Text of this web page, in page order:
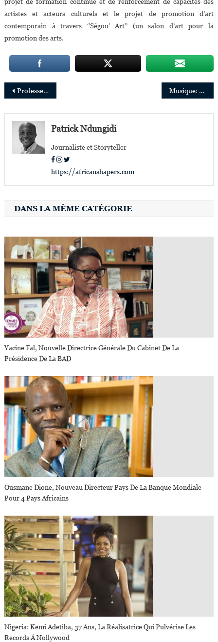
artistes et acteurs culturels et le projet de promotion d’art
contemporain à travers ‘’Ségou’ Art’’ (un salon d’art pour la
promotion des arts.
Navigation
de
l’article
Professeur Kabengele Munanga, anthropologue et figure majeure de la lutte contre le racisme au Brésil Musique: 13 Beatmakers derrière les grands hits musicaux en Afrique
Patrick Ndungidi
Journaliste et Storyteller
https://africanshapers.com
DANS LA MÊME CATÉGORIE
Yacine Fal, Nouvelle Directrice Générale Du Cabinet De La
Présidence De La BAD
Ousmane Dione, Nouveau Directeur Pays De La Banque Mondiale
Pour 4 Pays Africains
Nigeria: Kemi Adetiba, 37 Ans, La Réalisatrice Qui Pulvérise Les
Records À Nollywood